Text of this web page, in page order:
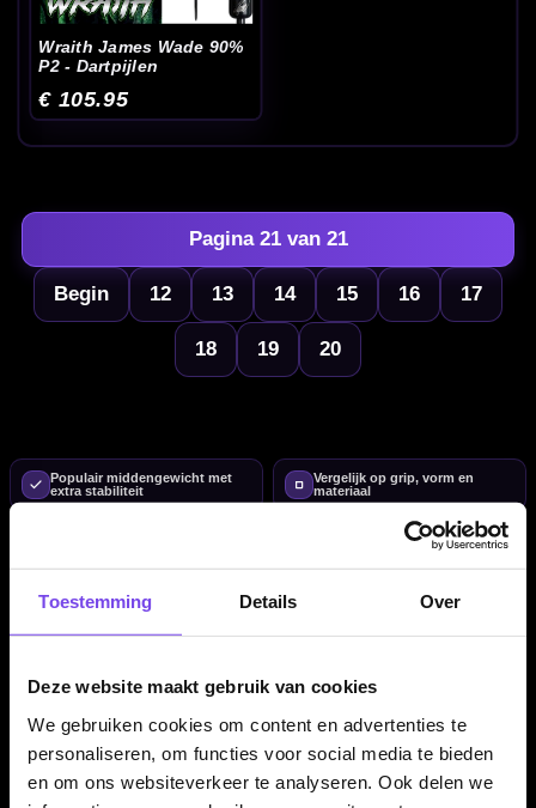
Toestemming Details Over
Deze website maakt gebruik van cookies
We gebruiken cookies om content en advertenties te
personaliseren, om functies voor social media te bieden
en om ons websiteverkeer te analyseren. Ook delen we
Wraith James Wade 90%
P2 - Dartpijlen
€ 105.95
Begin 12 13 14 15 16 17
18 19 20
Pagina 21 van 21
Populair middengewicht met
extra stabiliteit
Vergelijk op grip, vorm en
materiaal
Set-up finetunen met shafts &
22 gram dartpijlen in één overzicht
elkaar. 22 gram is een populair middengewicht voor spelers die
nét wat meer stabiliteit zoeken dan bij 20 of 21 gram, terwijl de
worp nog steeds soepel en controleerbaar blijft. Wil je meerdere
gewichten naast elkaar vergelijken? Bekijk danalle dartpijlen